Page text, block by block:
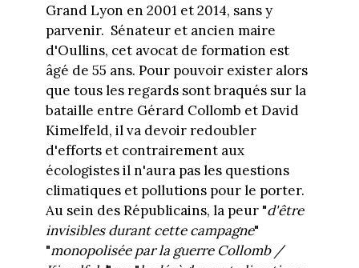
Grand Lyon en 2001 et 2014, sans y
parvenir. Sénateur et ancien maire
d'Oullins, cet avocat de formation est
âgé de 55 ans. Pour pouvoir exister alors
que tous les regards sont braqués sur la
bataille entre Gérard Collomb et David
Kimelfeld, il va devoir redoubler
d'efforts et contrairement aux
écologistes il n'aura pas les questions
climatiques et pollutions pour le porter.
Au sein des Républicains, la peur "d'être
invisibles durant cette campagne"
"monopolisée par la guerre Collomb /